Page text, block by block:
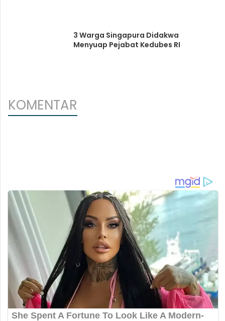
3 Warga Singapura Didakwa
Menyuap Pejabat Kedubes RI
KOMENTAR